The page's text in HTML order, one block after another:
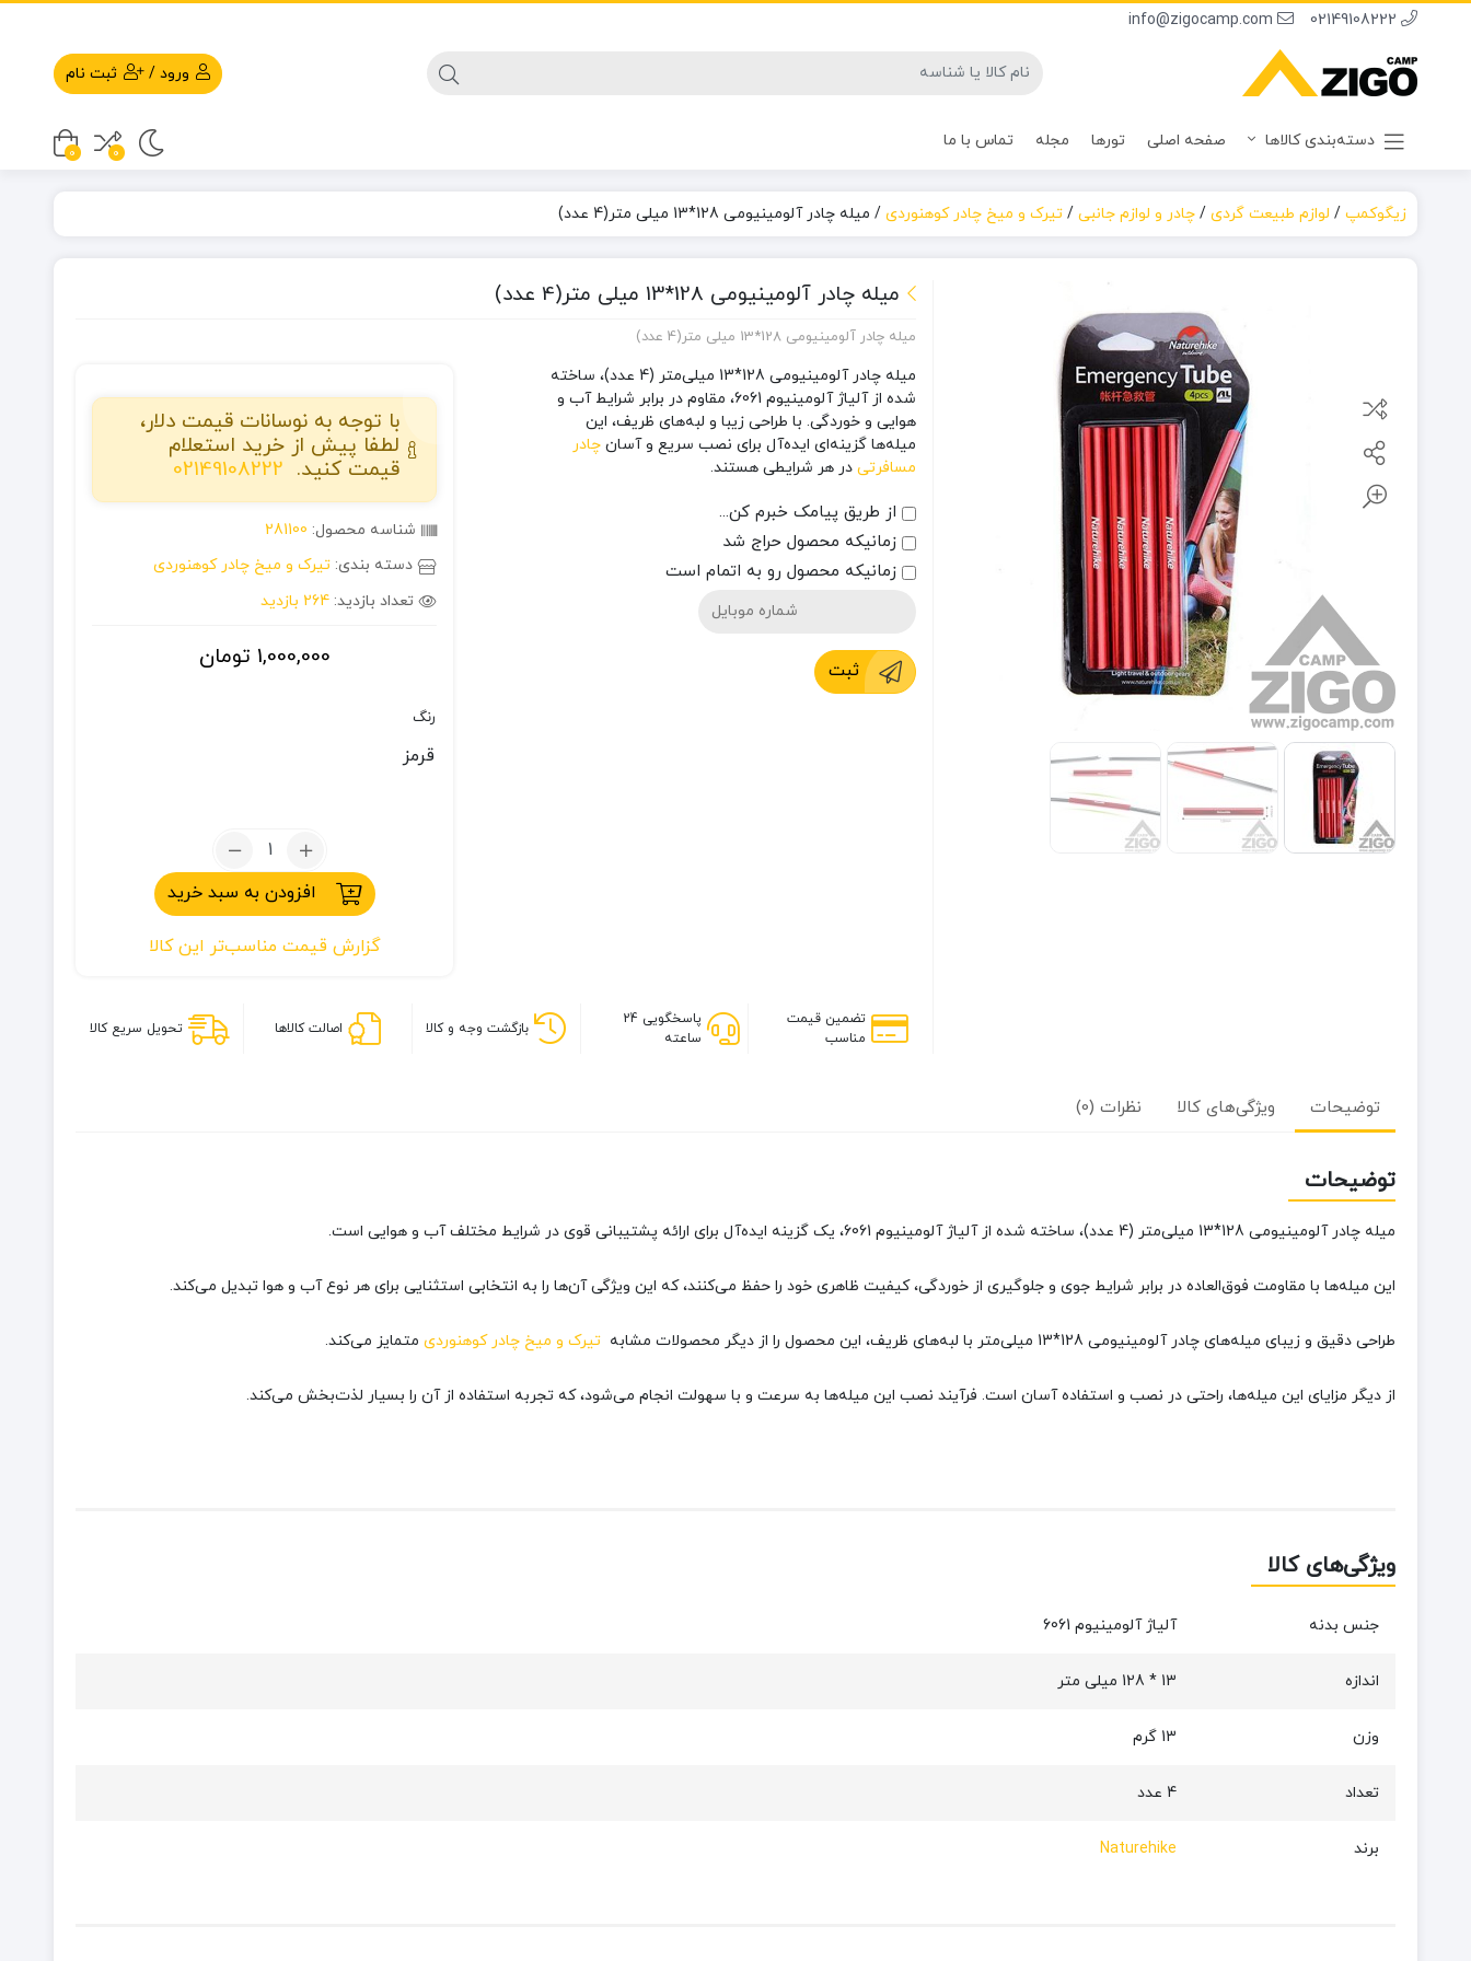
02149108222
info@zigocamp.com
ورود / ثبت نام
دسته‌بندی کالاها صفحه اصلی تورها مجله تماس با ما
0
0
زیگوکمپ/ لوازم طبیعت گردی/ چادر و لوازم جانبی/ تیرک و میخ چادر کوهنوردی/ میله چادر آلومینیومی 128*13 میلی متر(4 عدد)
میله چادر آلومینیومی 128*13 میلی متر(4 عدد)
میله چادر آلومینیومی 128*13 میلی متر(4 عدد)
میله چادر آلومینیومی 128*13 میلی‌متر (4 عدد)
، ساخته
شده از آلیاژ آلومینیوم 6061، مقاوم در برابر شرایط آب و
هوایی و خوردگی. با طراحی زیبا و لبه‌های ظریف، این
میله‌ها گزینه‌ای ایده‌آل برای نصب سریع و آسان چادر
مسافرتیدر هر شرایطی هستند.
از طریق پیامک خبرم کن...
زمانیکه محصول حراج شد
زمانیکه محصول رو به اتمام است
ثبت
با توجه به نوسانات قیمت دلار،
لطفا پیش از خرید استعلام
قیمت کنید. 02149108222
شناسه محصول: 281100
دسته بندی: تیرک و میخ چادر کوهنوردی
تعداد بازدید: 264 بازدید
1,000,000 تومان
رنگ
قرمز
تعداد:
میله
چادر
آلومینیومی
128*13
عدد)
افزودن به سبد خرید
گزارش قیمت مناسب‌تر این کالا
تضمین قیمت
مناسب
پاسخگویی 24
ساعته
بازگشت وجه و کالا اصالت کالاها تحویل سریع کالا
توضیحات ویژگی‌های کالا نظرات (0)
توضیحات
میله چادر آلومینیومی 128*13 میلی‌متر (4 عدد) ، ساخته شده از آلیاژ آلومینیوم 6061، یک گزینه ایده‌آل برای ارائه پشتیبانی قوی در شرایط مختلف آب و هوایی است.
این میله‌ها با مقاومت فوق‌العاده در برابر شرایط جوی و جلوگیری از خوردگی، کیفیت ظاهری خود را حفظ می‌کنند، که این ویژگی آن‌ها را به انتخابی استثنایی برای هر نوع آب و هوا تبدیل می‌کند.
طراحی دقیق و زیبای میله‌های چادر آلومینیومی 128*13 میلی‌متر با لبه‌های ظریف، این محصول را از دیگر محصولات مشابه تیرک و میخ چادر کوهنوردیمتمایز می‌کند.
از دیگر مزایای این میله‌ها، راحتی در نصب و استفاده آسان است. فرآیند نصب این میله‌ها به سرعت و با سهولت انجام می‌شود، که تجربه استفاده از آن را بسیار لذت‌بخش می‌کند.
ویژگی‌های کالا
جنس بدنه آلیاژ آلومینیوم 6061
اندازه 13 * 128 میلی متر
وزن 13 گرم
تعداد 4 عدد
برند Naturehike